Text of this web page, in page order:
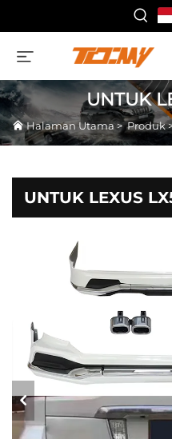
UNTUK
Halaman Utama>Produk
UNTUK LEXUS